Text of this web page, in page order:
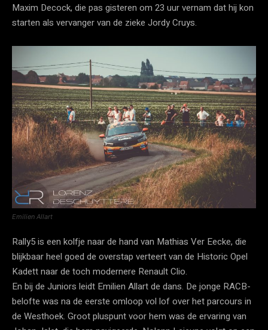
Maxim Decock, die pas gisteren om 23 uur vernam dat hij kon
starten als vervanger van de zieke Jordy Cruys.
Emilien Allart
Rally5 is een kolfje naar de hand van Mathias Ver Eecke, die
blijkbaar heel goed de overstap verteert van de Historic Opel
Kadett naar de toch modernere Renault Clio.
En bij de Juniors leidt Emilien Allart de dans. De jonge RACB-
belofte was na de eerste omloop vol lof over het parcours in
de Westhoek. Groot pluspunt voor hem was de ervaring van